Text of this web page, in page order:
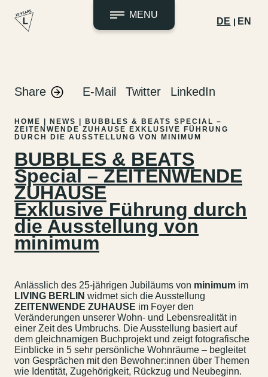
springen
MENU
DE EN
Share E-Mail Twitter LinkedIn
HOME NEWS
BUBBLES & BEATS SPECIAL –
ZEITENWENDE ZUHAUSE
EXKLUSIVE FÜHRUNG
DURCH DIE AUSSTELLUNG VON MINIMUM
BUBBLES & BEATS
Special – ZEITENWENDE
ZUHAUSE
Exklusive Führung durch
die Ausstellung von
minimum
Anlässlich des 25-jährigen Jubiläums von minimum im
LIVING BERLIN widmet sich die Ausstellung
ZEITENWENDE ZUHAUSE im Foyer den
Veränderungen unserer Wohn- und Lebensrealität in
einer Zeit des Umbruchs. Die Ausstellung basiert auf
dem gleichnamigen Buchprojekt und zeigt fotografische
Einblicke in 5 sehr persönliche Wohnräume – begleitet
von Gesprächen mit den Bewohner:innen über Themen
wie Identität, Zugehörigkeit, Rückzug und Neubeginn.